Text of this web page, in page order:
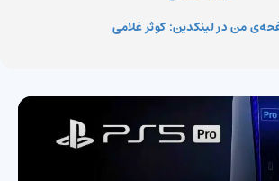
من در لینکدین: کوثر غلامی